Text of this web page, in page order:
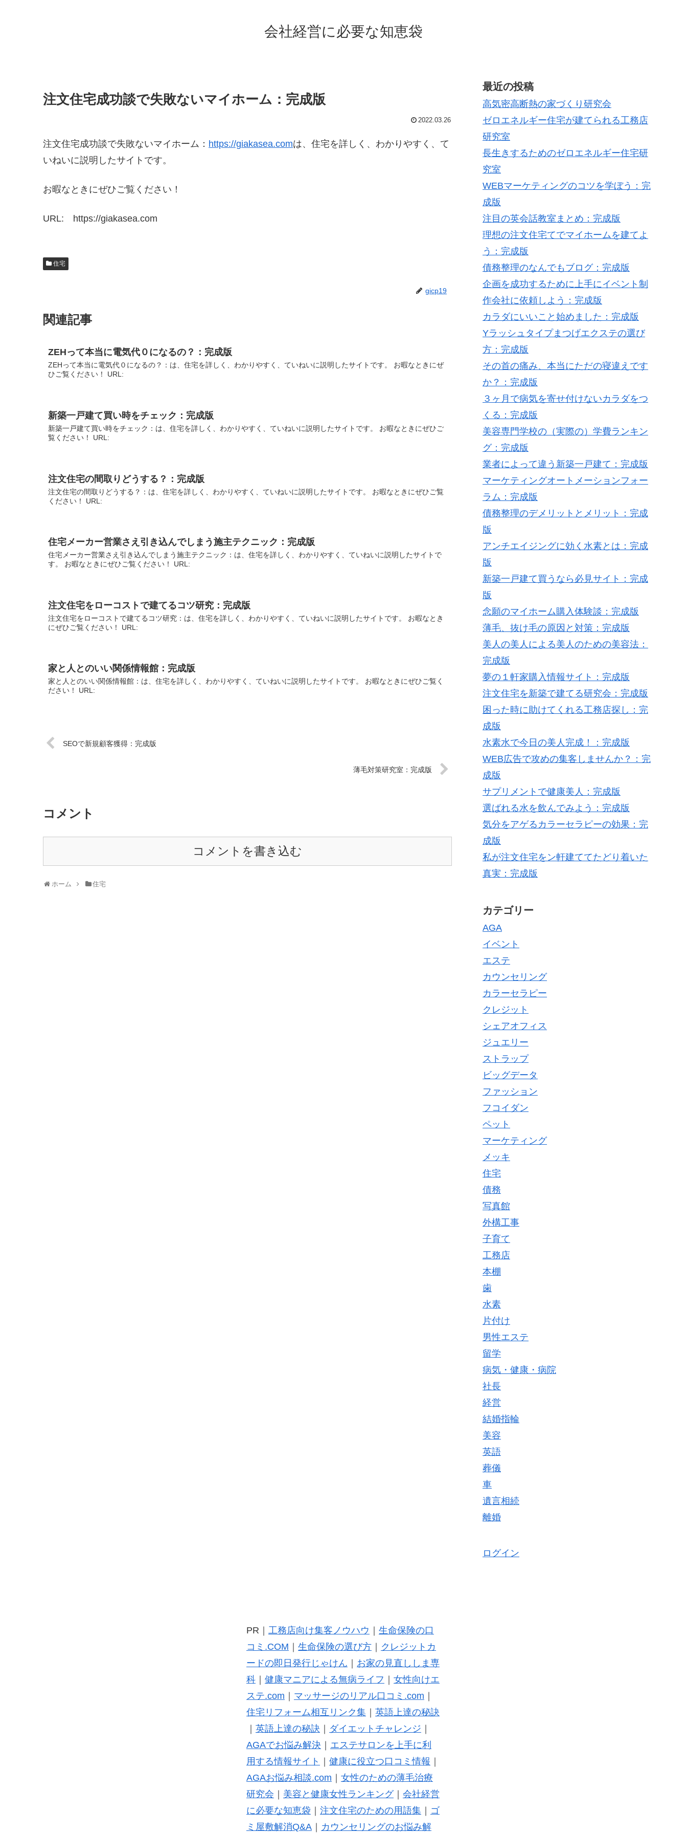
会社経営に必要な知恵袋
注文住宅成功談で失敗ないマイホーム：完成版
2022.03.26
注文住宅成功談で失敗ないマイホーム： https://giakasea.comは、住宅を詳しく、わかりやすく、て
いねいに説明したサイトです。
お暇なときにぜひご覧ください！
URL: https://giakasea.com
住宅
gicp19
関連記事
ZEHって本当に電気代０になるの？：完成版
ZEHって本当に電気代０になるの？：は、住宅を詳しく、わかりやすく、ていねいに説明したサイトです。 お暇なときにぜ
ひご覧ください！ URL:
新築一戸建て買い時をチェック：完成版
新築一戸建て買い時をチェック：は、住宅を詳しく、わかりやすく、ていねいに説明したサイトです。 お暇なときにぜひご
覧ください！ URL:
注文住宅の間取りどうする？：完成版
注文住宅の間取りどうする？：は、住宅を詳しく、わかりやすく、ていねいに説明したサイトです。 お暇なときにぜひご覧
ください！ URL:
住宅メーカー営業さえ引き込んでしまう施主テクニック：完成版
住宅メーカー営業さえ引き込んでしまう施主テクニック：は、住宅を詳しく、わかりやすく、ていねいに説明したサイトで
す。 お暇なときにぜひご覧ください！ URL:
注文住宅をローコストで建てるコツ研究：完成版
注文住宅をローコストで建てるコツ研究：は、住宅を詳しく、わかりやすく、ていねいに説明したサイトです。 お暇なとき
にぜひご覧ください！ URL:
家と人とのいい関係情報館：完成版
家と人とのいい関係情報館：は、住宅を詳しく、わかりやすく、ていねいに説明したサイトです。 お暇なときにぜひご覧く
ださい！ URL:
SEOで新規顧客獲得：完成版
薄毛対策研究室：完成版
コメント
コメントを書き込む
ホーム 住宅
最近の投稿
高気密高断熱の家づくり研究会
ゼロエネルギー住宅が建てられる工務店
研究室
長生きするためのゼロエネルギー住宅研
究室
WEBマーケティングのコツを学ぼう：完
成版
注目の英会話教室まとめ：完成版
理想の注文住宅てでマイホームを建てよ
う：完成版
債務整理のなんでもブログ：完成版
企画を成功するために上手にイベント制
作会社に依頼しよう：完成版
カラダにいいこと始めました：完成版
Yラッシュタイプまつげエクステの選び
方：完成版
その首の痛み、本当にただの寝違えです
か？：完成版
３ヶ月で病気を寄せ付けないカラダをつ
くる：完成版
美容専門学校の（実際の）学費ランキン
グ：完成版
業者によって違う新築一戸建て：完成版
マーケティングオートメーションフォー
ラム：完成版
債務整理のデメリットとメリット：完成
版
アンチエイジングに効く水素とは：完成
版
新築一戸建て買うなら必見サイト：完成
版
念願のマイホーム購入体験談：完成版
薄毛、抜け毛の原因と対策：完成版
美人の美人による美人のための美容法：
完成版
夢の１軒家購入情報サイト：完成版
注文住宅を新築で建てる研究会：完成版
困った時に助けてくれる工務店探し：完
成版
水素水で今日の美人完成！：完成版
WEB広告で攻めの集客しませんか？：完
成版
サプリメントで健康美人：完成版
選ばれる水を飲んでみよう：完成版
気分をアゲるカラーセラピーの効果：完
成版
私が注文住宅をン軒建ててたどり着いた
真実：完成版
カテゴリー
AGA
イベント
エステ
カウンセリング
カラーセラピー
クレジット
シェアオフィス
ジュエリー
ストラップ
ビッグデータ
ファッション
フコイダン
ペット
マーケティング
メッキ
住宅
債務
写真館
外構工事
子育て
工務店
本棚
歯
水素
片付け
男性エステ
留学
病気・健康・病院
社長
経営
結婚指輪
美容
英語
葬儀
車
遺言相続
離婚
ログイン
PR｜ 工務店向け集客ノウハウ
生命保険の口
コミ.COM
生命保険の選び方｜
クレジットカ
ードの即日発行じゃけん
お家の見直ししま専
科｜ 健康マニアによる無病ライフ
女性向けエ
ステ.com
マッサージのリアル口コミ.com
住宅リフォーム相互リンク集｜ 英語上達の秘訣
英語上達の秘訣 ダイエットチャレンジ
AGAでお悩み解決｜ エステサロンを上手に利
用する情報サイト
健康に役立つ口コミ情報
AGAお悩み相談.com
女性のための薄毛治療
研究会
美容と健康女性ランキング｜ 会社経営
に必要な知恵袋
注文住宅のための用語集｜
ゴ
ミ屋敷解消Q&A｜ カウンセリングのお悩み解